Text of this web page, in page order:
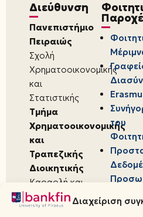
Διαχείριση
Διεύθυνση
Πανεπιστήμιο
Πειραιώς
Σχολή
Χρηματοοικονομικής
και
Στατιστικής
Τμήμα
Χρηματοοικονομικής
και
Τραπεζικής
Διοικητικής
Καραολή και
Δημητρίου 80,
18534,
του